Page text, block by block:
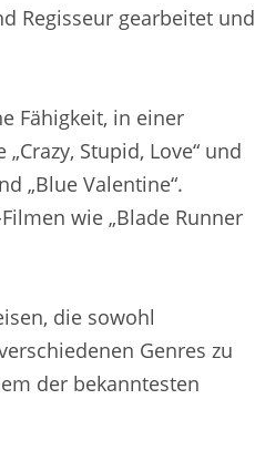
Regisseur gearbeitet und
Fähigkeit, in einer
Stupid, Love“ und
„Blue Valentine“.
wie „Blade Runner
die sowohl
Genres zu
der bekanntesten